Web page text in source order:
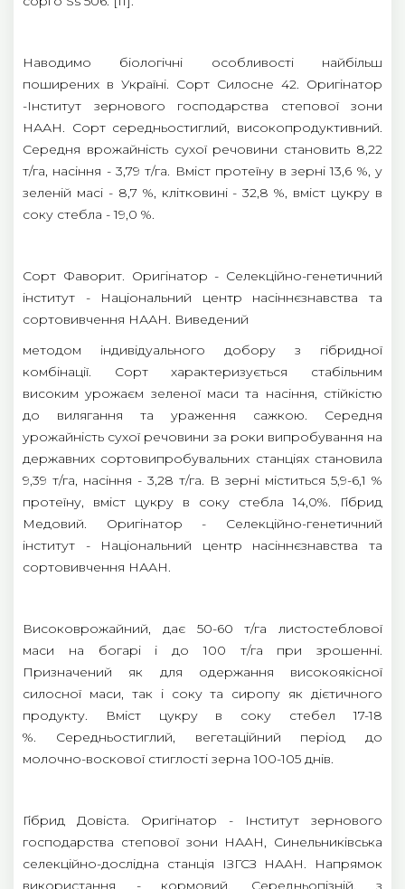
Наводимо біологічні особливості найбільш
поширених в Україні. Сорт Силосне 42. Оригінатор
-Інститут зернового господарства степової зони
НААН. Сорт середньостиглий, високопродуктивний.
Середня врожайність сухої речовини становить 8,22
т/га, насіння - 3,79 т/га. Вміст протеїну в зерні 13,6 %, у
зеленій масі - 8,7 %, клітковині - 32,8 %, вміст цукру в
соку стебла - 19,0 %.
Сорт Фаворит. Оригінатор - Селекційно-генетичний
інститут - Національний центр насіннєзнавства та
сортовивчення НААН. Виведений
методом індивідуального добору з гібридної
комбінації. Сорт характеризується стабільним
високим урожаєм зеленої маси та насіння, стійкістю
до вилягання та ураження сажкою. Середня
урожайність сухої речовини за роки випробування на
державних сортовипробувальних станціях становила
9,39 т/га, насіння - 3,28 т/га. В зерні міститься 5,9-6,1 %
протеїну, вміст цукру в соку стебла 14,0%. Гібрид
Медовий. Оригінатор - Селекційно-генетичний
інститут - Національний центр насіннєзнавства та
сортовивчення НААН.
Високоврожайний, дає 50-60 т/га листостеблової
маси на богарі і до 100 т/га при зрошенні.
Призначений як для одержання високоякісної
силосної маси, так і соку та сиропу як дієтичного
продукту. Вміст цукру в соку стебел 17-18
%. Середньостиглий, вегетаційний період до
молочно-воскової стиглості зерна 100-105 днів.
Гібрид Довіста. Оригінатор - Інститут зернового
господарства степової зони НААН, Синельниківська
селекційно-дослідна станція ІЗГСЗ НААН. Напрямок
використання - кормовий. Середньопізній, з